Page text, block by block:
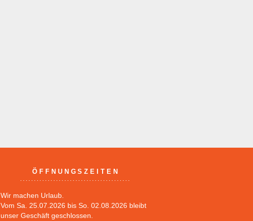
ÖFFNUNGSZEITEN
Wir machen Urlaub.
Vom Sa. 25.07.2026 bis So. 02.08.2026 bleibt
unser Geschäft geschlossen.